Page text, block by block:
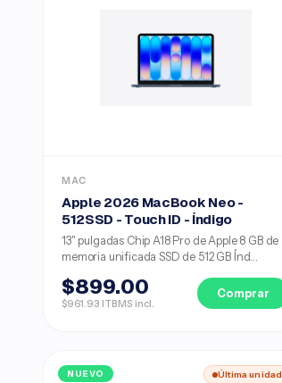
MAC
Apple 2026 MacBook Neo -
512SSD - Touch ID - Índigo
13" pulgadas Chip A18 Pro de Apple 8 GB de
memoria unificada SSD de 512 GB Índ...
$899.00
$961.93 ITBMS incl.
Comprar
NUEVO Última unidad